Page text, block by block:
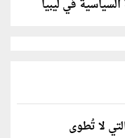
في ليبيا
لا تُطوى